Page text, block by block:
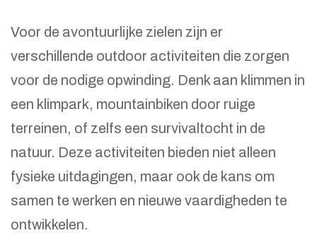
Voor de avontuurlijke zielen zijn er
verschillende outdoor activiteiten die zorgen
voor de nodige opwinding. Denk aan klimmen in
een klimpark, mountainbiken door ruige
terreinen, of zelfs een survivaltocht in de
natuur. Deze activiteiten bieden niet alleen
fysieke uitdagingen, maar ook de kans om
samen te werken en nieuwe vaardigheden te
ontwikkelen.